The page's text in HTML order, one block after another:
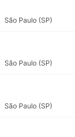
São Paulo (SP)
São Paulo (SP)
São Paulo (SP)